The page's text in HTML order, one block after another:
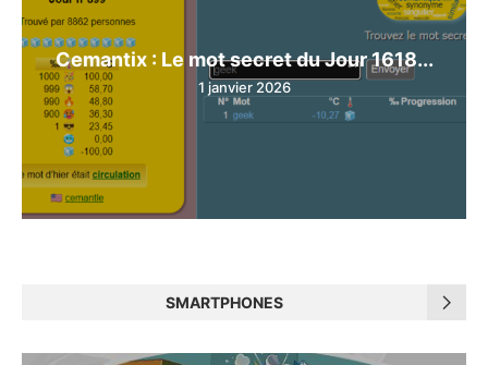
Cemantix : Le mot secret du Jour 1618...
1 janvier 2026
SMARTPHONES